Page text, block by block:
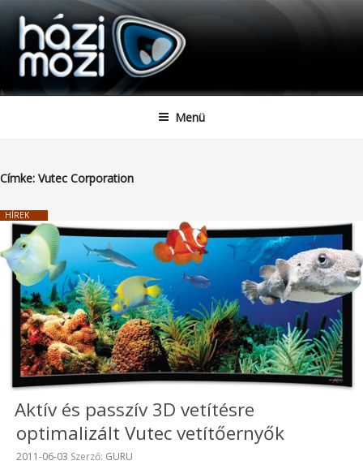
Tartalomhoz
HAZIMOZI
Menü
Címke: Vutec Corporation
HÍREK
Aktív és passzív 3D vetítésre
optimalizált Vutec vetítőernyők
Beküldve:
2011-06-03 Szerző: GURU